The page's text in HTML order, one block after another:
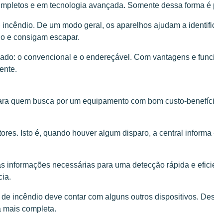
e em tecnologia avançada. Somente dessa forma
De um modo geral, os aparelhos ajudam a
e consigam escapar.
o convencional e o endereçável. Com vantagens e
quem busca por um equipamento com bom custo-
Isto é, quando houver algum disparo, a central
informações necessárias para uma detecção rápida e
incêndio deve contar com alguns outros dispositivos.
mais completa.